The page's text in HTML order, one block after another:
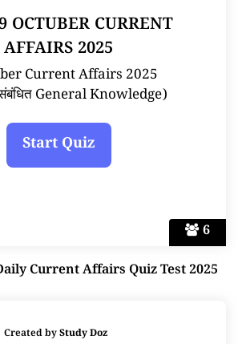
6
OCTUBER CURRENT
AFFAIRS 2025
Current Affairs 2025
संबंधित General Knowledge)
Current Affairs Quiz Test 2025
Created byStudy Doz